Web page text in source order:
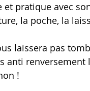
et pratique avec
la poche, la
laissera pas
anti renversement
!